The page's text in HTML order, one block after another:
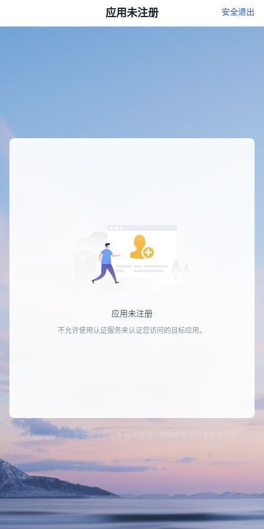
应用未注册 安全退出
应用未注册
不允许使用认证服务来认证您访问的目标应用。
Copyright 2025 哈尔滨工业大学 技术支持：网络安全和信息化办公室